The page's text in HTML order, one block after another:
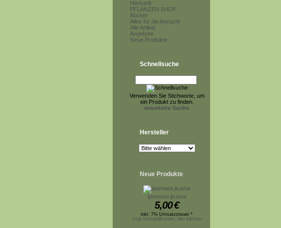
Herkunft
PFLANZEN SHOP
Bücher
Alles für die Anzucht
Alle Artikel
Angebote
Neue Produkte
Schnellsuche
Verwenden Sie Stichworte, um
ein Produkt zu finden.
erweiterte Suche
Hersteller
Neue Produkte
Ipomoea jicama
5,00€
inkl. 7% Umsatzsteuer *
zzgl.Versandkosten, hier klicken